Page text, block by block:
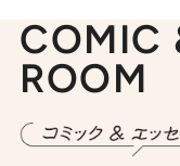
COMIC
ROOM